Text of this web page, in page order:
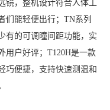
镜，整机设计符合人体工
们能轻便出行；TN系列
有的可调瞳间距功能，实
用户好评；T120H是一款
巧便捷，支持快速测温和